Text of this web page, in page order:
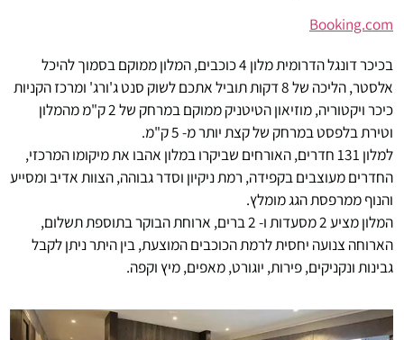
Booking.com
בכיכר דונגל הדרומית מלון 4 כוכבים, המלון ממוקם בסמוך להיכל
אלסטר, הליכה של 8 דקות תוביל אתכם לשוק סנט ג'ורג' ומרכז הקניות
כיכר ויקטוריה, מוזיאון הטיטניק ממוקם במרחק של 2 ק"מ מהמלון
וטירת בלפסט במרחק של קצת יותר מ- 5 ק"מ.
למלון 131 חדרים, האורחים שביקרו במלון אהבו את מיקומו המרכזי,
החדרים מעוצבים בקפידה, רמת ניקיון וסדר גבוהה, הצוות אדיב ומסייע
והנוף ממרפסת הגג מומלץ.
המלון מציע 2 מסעדות ו- 2 ברים, ארוחת הבוקר בתוספת תשלום,
הארוחה צנועה יחסית לרמת הכוכבים המוצעת, בין היתר ניתן לקבל
גבינות ונקניקים, פירות, יוגורט, מאפים, מיץ וקפה.